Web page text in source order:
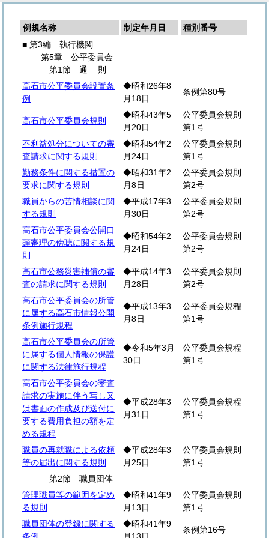
例規名称 制定年月日
種別番号
■ 第3編 執行機関
第5章 公平委員会
第1節 通 則
高石市公平委員会設置条
例
◆昭和26年8
月18日
条例第80号
高石市公平委員会規則
◆昭和43年5
月20日
公平委員会規則
第1号
不利益処分についての審
査請求に関する規則
◆昭和54年2
月24日
公平委員会規則
第1号
勤務条件に関する措置の
要求に関する規則
◆昭和31年2
月8日
公平委員会規則
第2号
職員からの苦情相談に関
する規則
◆平成17年3
月30日
公平委員会規則
第2号
高石市公平委員会公開口
頭審理の傍聴に関する規
則
◆昭和54年2
月24日
公平委員会規則
第2号
高石市公務災害補償の審
査の請求に関する規則
◆平成14年3
月28日
公平委員会規則
第2号
高石市公平委員会の所管
に属する高石市情報公開
条例施行規程
◆平成13年3
月8日
公平委員会規程
第1号
高石市公平委員会の所管
に属する個人情報の保護
に関する法律施行規程
◆令和5年3月
30日
公平委員会規程
第1号
高石市公平委員会の審査
請求の実施に伴う写し又
は書面の作成及び送付に
要する費用負担の額を定
める規程
◆平成28年3
月31日
公平委員会規程
第1号
職員の再就職による依頼
等の届出に関する規則
◆平成28年3
月25日
公平委員会規則
第1号
第2節 職員団体
管理職員等の範囲を定め
る規則
◆昭和41年9
月13日
公平委員会規則
第1号
職員団体の登録に関する
◆昭和41年9
条例第16号